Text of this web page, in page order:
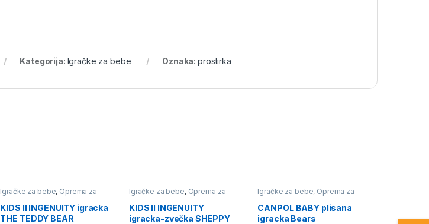
Kategorija: Igračke za bebe Oznaka:prostirka
Igračke za bebe, Oprema za
bebe i decu
KIDS II INGENUITY igracka
THE TEDDY BEAR
Igračke za bebe, Oprema za
bebe i decu
KIDS II INGENUITY
igracka-zvečka SHEPPY
Igračke za bebe, Oprema za
bebe i decu
CANPOL BABY plisana
igracka Bears